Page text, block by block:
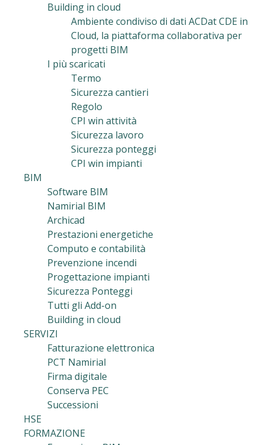
Building in cloud
Ambiente condiviso di dati ACDat CDE in
Cloud, la piattaforma collaborativa per
progetti BIM
I più scaricati
Termo
Sicurezza cantieri
Regolo
CPI win attività
Sicurezza lavoro
Sicurezza ponteggi
CPI win impianti
BIM
Software BIM
Namirial BIM
Archicad
Prestazioni energetiche
Computo e contabilità
Prevenzione incendi
Progettazione impianti
Sicurezza Ponteggi
Tutti gli Add-on
Building in cloud
SERVIZI
Fatturazione elettronica
PCT Namirial
Firma digitale
Conserva PEC
Successioni
HSE
FORMAZIONE